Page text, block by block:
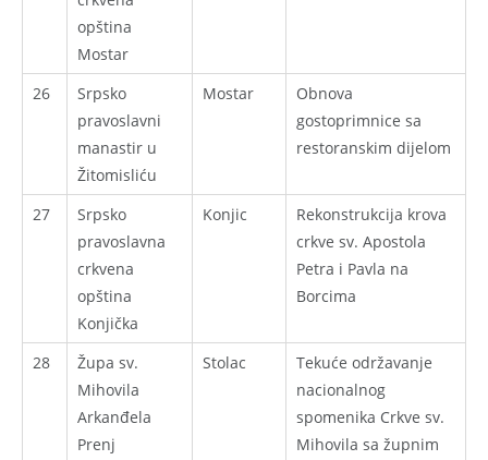
opština
Mostar
26
Srpsko
pravoslavni
manastir u
Žitomisliću
Mostar
Obnova
gostoprimnice sa
restoranskim dijelom
27
Srpsko
pravoslavna
crkvena
opština
Konjička
Konjic
Rekonstrukcija krova
crkve sv. Apostola
Petra i Pavla na
Borcima
28
Župa sv.
Mihovila
Arkanđela
Prenj
Stolac
Tekuće održavanje
nacionalnog
spomenika Crkve sv.
Mihovila sa župnim